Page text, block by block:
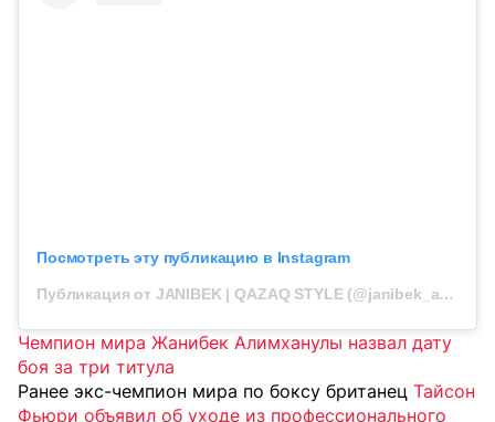
Посмотреть эту публикацию в Instagram
Публикация от JANIBEK | QAZAQ STYLE (@janibek_alimkhanuly)
Чемпион мира Жанибек Алимханулы назвал дату
боя за три титула
Ранее экс-чемпион мира по боксу британец Тайсон
Фьюри объявил об уходе из профессионального